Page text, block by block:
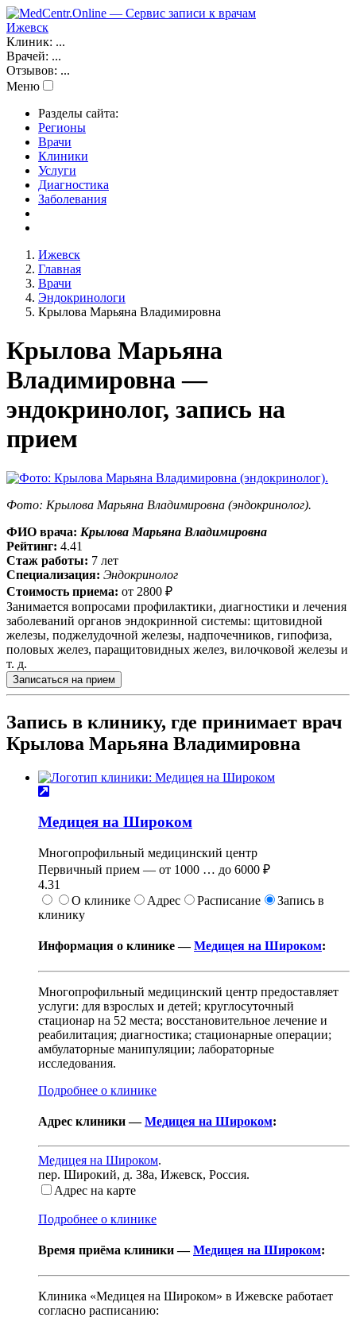
Ижевск
Клиник: ...
Врачей: ...
Отзывов: ...
Меню
Разделы сайта:
Регионы
Врачи
Клиники
Услуги
Диагностика
Заболевания
Ижевск
Главная
Врачи
Эндокринологи
Крылова Марьяна Владимировна
Крылова Марьяна
Владимировна —
эндокринолог, запись на
прием
Фото: Крылова Марьяна Владимировна (эндокринолог).
ФИО врача: Крылова Марьяна Владимировна
Рейтинг: 4.41
Стаж работы: 7 лет
Специализация: Эндокринолог
Стоимость приема: от 2800 ₽
Занимается вопросами профилактики, диагностики и лечения
заболеваний органов эндокринной системы: щитовидной
железы, поджелудочной железы, надпочечников, гипофиза,
половых желез, паращитовидных желез, вилочковой железы и
т. д.
Записаться на прием
Запись в клинику, где принимает врач
Крылова Марьяна Владимировна
Медицея на Широком
Многопрофильный медицинский центр
Первичный прием — от 1000 … до 6000 ₽
4.31
О клинике
Адрес Расписание
Запись в
клинику
Информация о клинике —Медицея на Широком:
Многопрофильный медицинский центр предоставляет
услуги: для взрослых и детей; круглосуточный
стационар на 52 места; восстановительное лечение и
реабилитация; диагностика; стационарные операции;
амбулаторные манипуляции; лабораторные
исследования.
Подробнее о клинике
Адрес клиники —Медицея на Широком:
Медицея на Широком.
пер. Широкий, д. 38а, Ижевск, Россия.
Адрес на карте
Подробнее о клинике
Время приёма клиники —Медицея на Широком:
Клиника «Медицея на Широком» в Ижевске работает
согласно расписанию: